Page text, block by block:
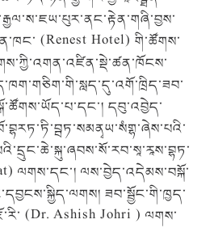
(Renest Hotel) གི་ཚོགས་
དབུ་འབྱེད་
ལགས་དང་། ལས་བྱེད་འདེམས་བསྐོ་
ཟབ་སྦྱོང་གི་ཁྱད་
(Dr. Ashish Johri ) ལགས་